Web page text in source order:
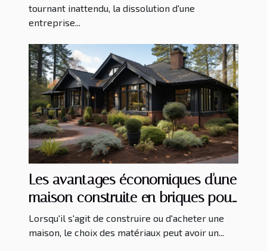
tournant inattendu, la dissolution d'une
entreprise...
Les avantages économiques d'une
maison construite en briques pour
les propriétaires
Lorsqu'il s'agit de construire ou d'acheter une
maison, le choix des matériaux peut avoir un...